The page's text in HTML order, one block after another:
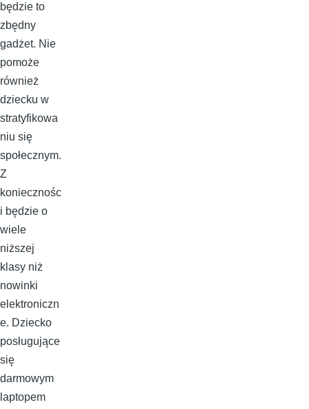
będzie to
zbędny
gadżet. Nie
pomoże
również
dziecku w
stratyfikowa
niu się
społecznym.
Z
koniecznośc
i będzie o
wiele
niższej
klasy niż
nowinki
elektroniczn
e. Dziecko
posługujące
się
darmowym
laptopem